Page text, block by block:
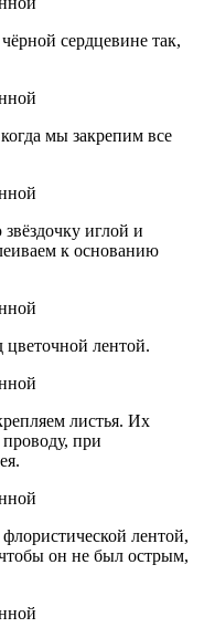
сердцевине так,
мы закрепим все
иглой и
к основанию
лентой.
листья. Их
при
флористической лентой,
он не был острым,